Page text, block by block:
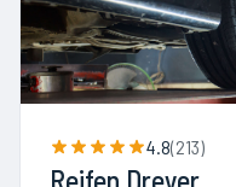
4.8(213)